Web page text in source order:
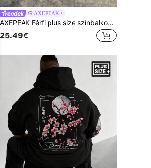
AXEPEAK
AXEPEAK Férfi plus size színbalkos patchwork kapucnis pulóver
25.49€